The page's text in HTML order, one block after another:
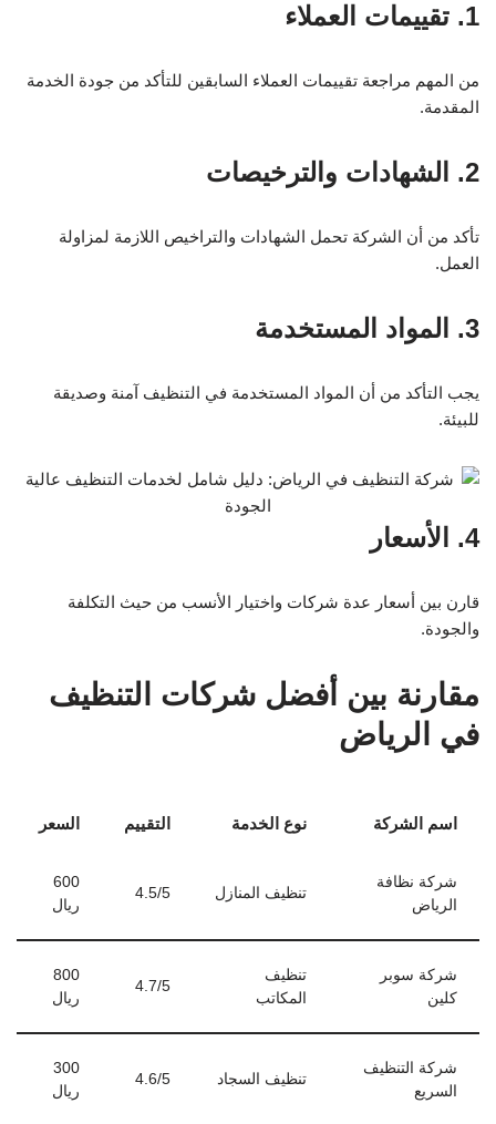
1. تقييمات العملاء
من المهم مراجعة تقييمات العملاء السابقين للتأكد من جودة الخدمة
المقدمة.
2. الشهادات والترخيصات
تأكد من أن الشركة تحمل الشهادات والتراخيص اللازمة لمزاولة
العمل.
3. المواد المستخدمة
يجب التأكد من أن المواد المستخدمة في التنظيف آمنة وصديقة
للبيئة.
4. الأسعار
قارن بين أسعار عدة شركات واختيار الأنسب من حيث التكلفة
والجودة.
مقارنة بين أفضل شركات التنظيف
في الرياض
اسم الشركة نوع الخدمة التقييم السعر
شركة نظافة
الرياض
تنظيف المنازل 4.5/5
600
ريال
شركة سوبر
كلين
تنظيف
المكاتب
4.7/5
800
ريال
شركة التنظيف
السريع
تنظيف السجاد 4.6/5
300
ريال